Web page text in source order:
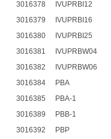
3016378
IVUPRBI12
3016379
IVUPRBI16
3016380
IVUPRBI25
3016381
IVUPRBW04
3016382
IVUPRBW06
3016384
PBA
3016385
PBA-1
3016389
PBB-1
3016392
PBP